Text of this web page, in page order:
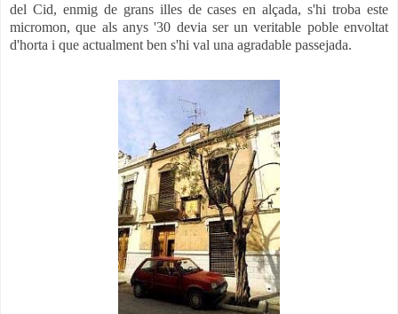
del Cid, enmig de grans illes de cases en alçada, s'hi troba este
micromon, que als anys '30 devia ser un veritable poble envoltat
d'horta i que actualment ben s'hi val una agradable passejada.